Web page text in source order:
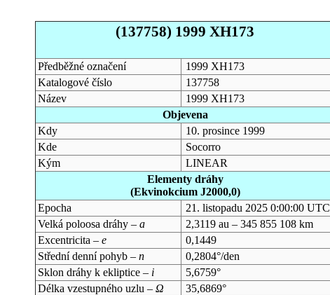
(137758) 1999 XH173
Předběžné označení
1999 XH173
Katalogové číslo
137758
Název
1999 XH173
Objevena
Kdy
10. prosince 1999
Kde
Socorro
Kým
LINEAR
Elementy dráhy
(Ekvinokcium J2000,0)
Epocha
21. listopadu 2025 0:00:00 UTC
Velká poloosa dráhy – a
2,3119 au – 345 855 108 km
Excentricita – e
0,1449
Střední denní pohyb – n
0,2804°/den
Sklon dráhy k ekliptice – i
5,6759°
Délka vzestupného uzlu – Ω
35,6869°